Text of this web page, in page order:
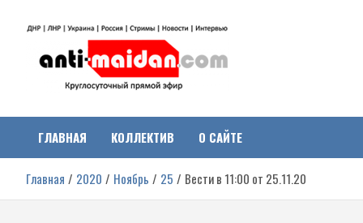
Антимайдан:
Гражданская война на
Украине
о гражданской войне на Украине, включая события в Новороссии,
ДНР, ЛНР и других регионах.
ГЛАВНАЯ КОЛЛЕКТИВ О САЙТЕ
Главная 2020 Ноябрь 25 Вести в 11:00 от 25.11.20